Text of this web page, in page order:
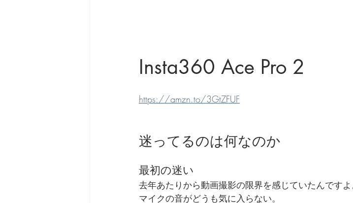
Insta360 Ace Pro 2
https://amzn.to/3GtZFUF
迷ってるのは何なのか
最初の迷い
去年あたりから動画撮影の限界を感じていたんですよ
マイクの音がどうも気に入らない。